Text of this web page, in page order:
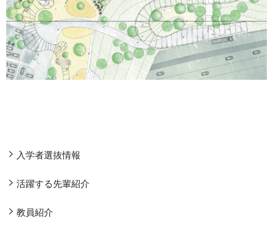
入学者選抜情報
活躍する先輩紹介
教員紹介